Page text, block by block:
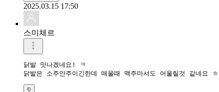
2025.03.15 17:50
스미체르
닭발 맛나겠네요! ㅋ
닭발은 소주안주이긴한데 매울때 맥주마셔도 어울릴것 같네요